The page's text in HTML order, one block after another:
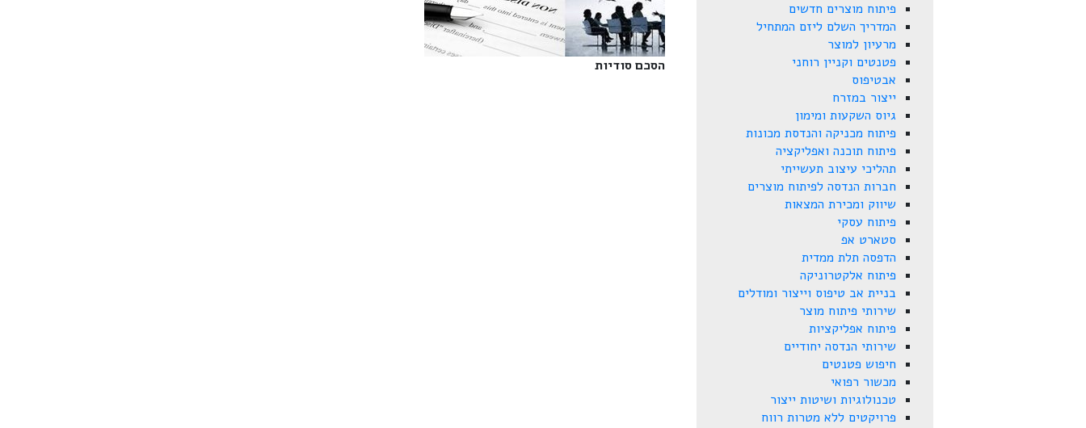
הסכם סודיות‎
פיתוח מוצרים חדשים
המדריך השלם ליזם המתחיל
מרעיון למוצר
פטנטים וקניין רוחני
אבטיפוס
ייצור במזרח
גיוס השקעות ומימון
פיתוח מכניקה והנדסת מכונות
פיתוח תוכנה ואפליקציה
תהליכי עיצוב תעשייתי
חברות הנדסה לפיתוח מוצרים
שיווק ומכירת המצאות
פיתוח עסקי
סטארט אפ
הדפסה תלת ממדית
פיתוח אלקטרוניקה
בניית אב טיפוס וייצור ומודלים
שירותי פיתוח מוצר
פיתוח אפליקציות
שירותי הנדסה יחודיים
חיפוש פטנטים
מכשור רפואי
טכנולוגיות ושיטות ייצור
פרויקטים ללא מטרות רווח